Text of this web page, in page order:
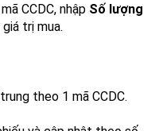
CCDC, nhập Số lượng
trị mua.
theo 1 mã CCDC.